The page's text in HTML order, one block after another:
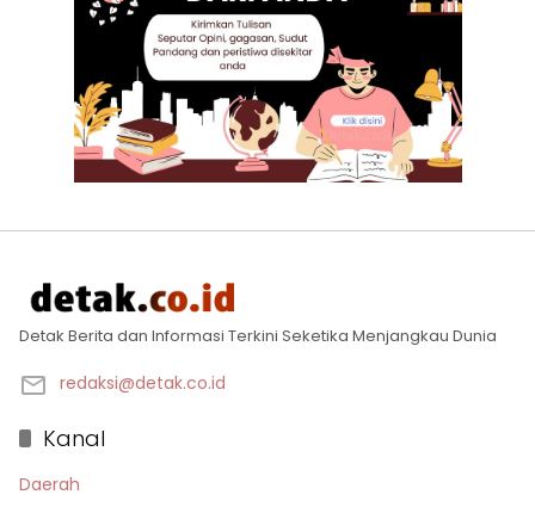
Detak Berita dan Informasi Terkini Seketika Menjangkau Dunia
redaksi@detak.co.id
Kanal
Daerah